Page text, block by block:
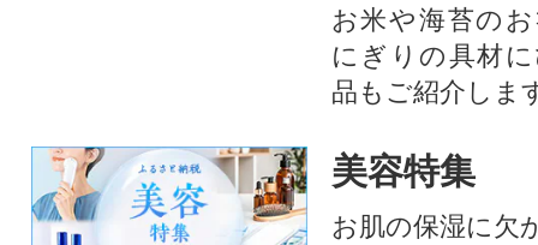
お米や海苔の
にぎりの具材
品もご紹介しま
美容特集
お肌の保湿に欠